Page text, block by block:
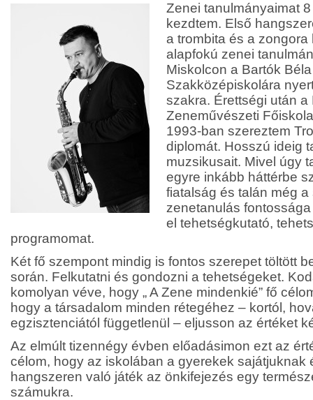
Zenei tanulmányaimat
kezdtem. Első
a trombita és a zongora
alapfokú zenei
Miskolcon a Bartók
Szakközépiskolára
szakra. Érettségi után a
Zeneművészeti
1993-ban szereztem
diplomát. Hosszú ideig
muzsikusait. Mivel úgy
egyre inkább háttérbe
fiatalság és talán még
zenetanulás
el tehetségkutató,
programomat.
Két fő szempont mindig is fontos szerepet töltött
során. Felkutatni és gondozni a tehetségeket.
komolyan véve, hogy „ A Zene mindenkié” fő
hogy a társadalom minden rétegéhez – kortól,
egzisztenciától függetlenül – eljusson az értéket
Az elmúlt tizennégy évben előadásimon ezt az
célom, hogy az iskolában a gyerekek sajátjuknak
hangszeren való játék az önkifejezés egy
számukra.